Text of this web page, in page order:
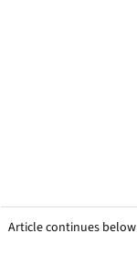
Article continues below